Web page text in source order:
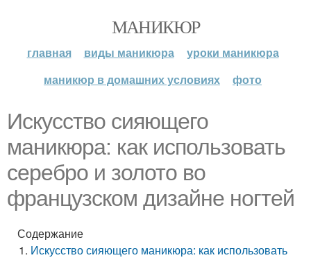
МАНИКЮР
главная виды маникюра
уроки маникюра
маникюр в домашних условиях
фото
Искусство сияющего
маникюра: как использовать
серебро и золото во
французском дизайне ногтей
Содержание
Искусство сияющего маникюра: как использовать